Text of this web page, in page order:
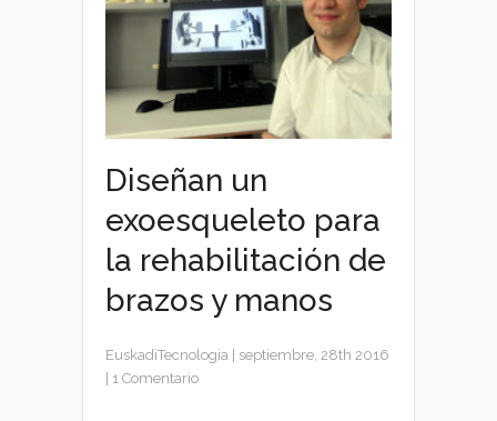
Diseñan un
exoesqueleto para
la rehabilitación de
brazos y manos
EuskadiTecnologia
septiembre, 28th 2016
1 Comentario